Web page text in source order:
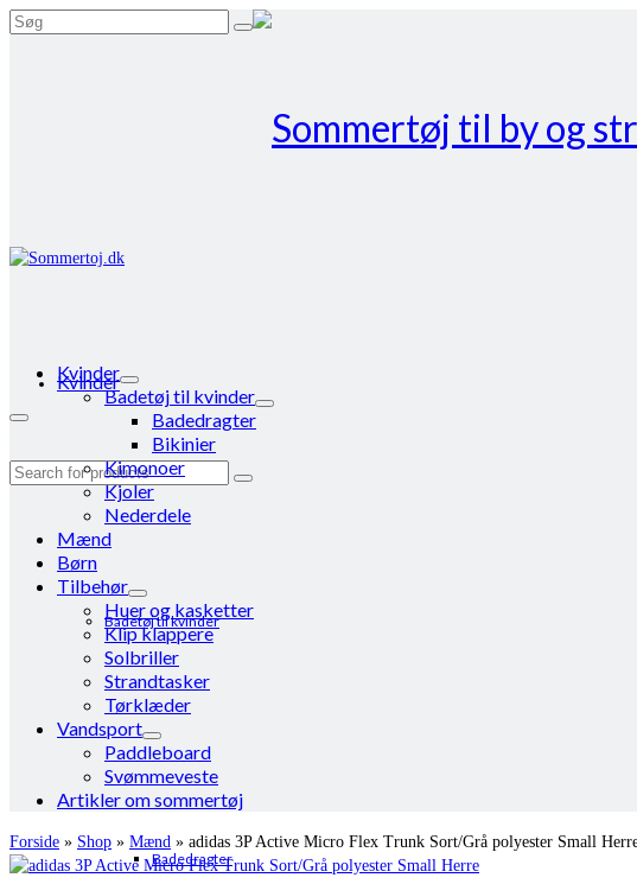
Search
Kvinder
Badetøj til kvinder
Badedragter
Search
Kvinder
Badetøj til kvinder
Badedragter
Bikinier
Kimonoer
Kjoler
Nederdele
Mænd
Børn
Tilbehør
Huer og kasketter
Klip klappere
Solbriller
Strandtasker
Tørklæder
Vandsport
Paddleboard
Svømmeveste
Artikler om sommertøj
Forside » Shop » Mænd » adidas 3P Active Micro Flex Trunk Sort/Grå polyester Small